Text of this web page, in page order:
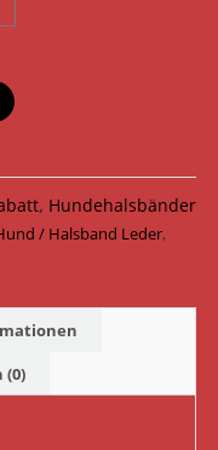
, Hundehalsbänder
/ Halsband Leder,
(0)